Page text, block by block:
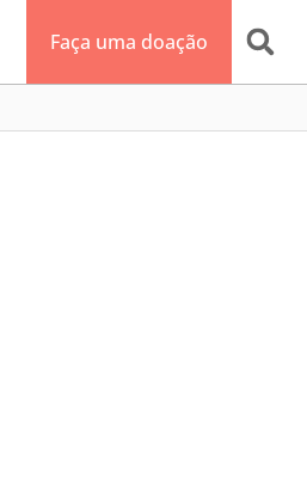
Faça uma doação